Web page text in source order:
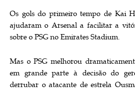
Os gols do primeiro tempo de Kai
ajudaram o Arsenal a facilitar a
sobre o PSG no Emirates Stadium.
Mas o PSG melhorou
em grande parte à decisão do
derrubar o atacante de estrela